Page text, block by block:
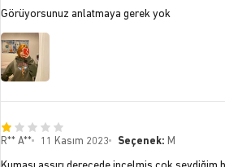
Görüyorsunuz anlatmaya gerek yok
R** A** 11 Kasım 2023 Seçenek: M